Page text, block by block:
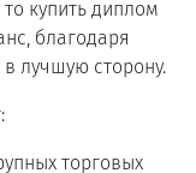
купить диплом
благодаря
лучшую сторону.
торговых